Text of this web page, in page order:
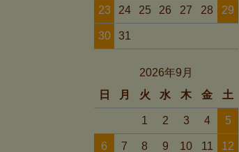
23 24 25 26 27 28 29
30 31
2026年9月
日
月 火 水 木 金 土
1 2 3 4 5
6 7 8 9 10 11 12